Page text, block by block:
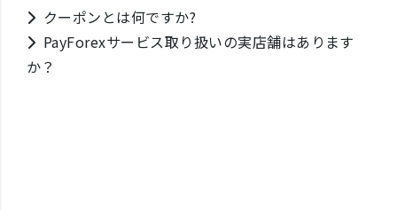
クーポンとは何ですか?
PayForexサービス取り扱いの実店舗はあります
か？